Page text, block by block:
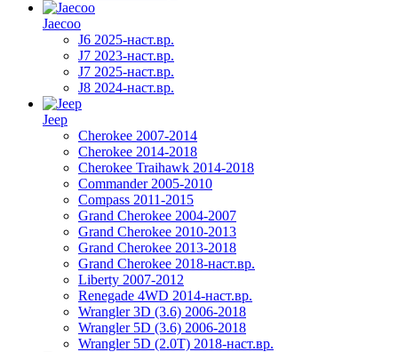
Jaecoo
J6 2025-наст.вр.
J7 2023-наст.вр.
J7 2025-наст.вр.
J8 2024-наст.вр.
Jeep
Cherokee 2007-2014
Cherokee 2014-2018
Cherokee Traihawk 2014-2018
Commander 2005-2010
Compass 2011-2015
Grand Cherokee 2004-2007
Grand Cherokee 2010-2013
Grand Cherokee 2013-2018
Grand Cherokee 2018-наст.вр.
Liberty 2007-2012
Renegade 4WD 2014-наст.вр.
Wrangler 3D (3.6) 2006-2018
Wrangler 5D (3.6) 2006-2018
Wrangler 5D (2.0T) 2018-наст.вр.